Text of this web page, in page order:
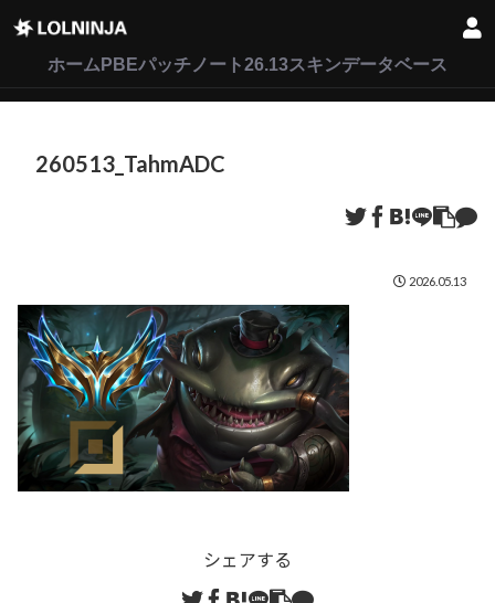
ホーム PBEパッチノート26.13スキンデータベース
260513_TahmADC
2026.05.13
シェアする